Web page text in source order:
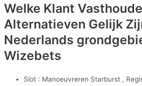
Welke Klant
Alternatieven Gelijk
Nederlands
Wizebets
Slot : Manoeuvreren Starburst ,